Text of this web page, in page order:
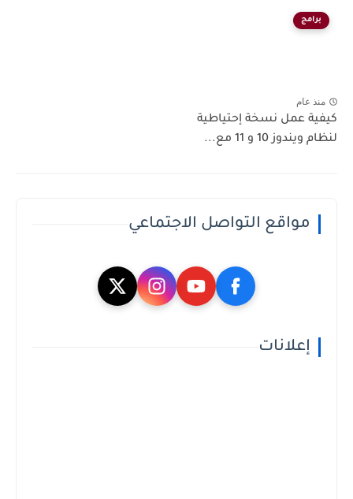
برامج
منذ عام
كيفية عمل نسخة إحتياطية
لنظام ويندوز 10 و 11 مع...
مواقع التواصل الاجتماعي
إعلانات